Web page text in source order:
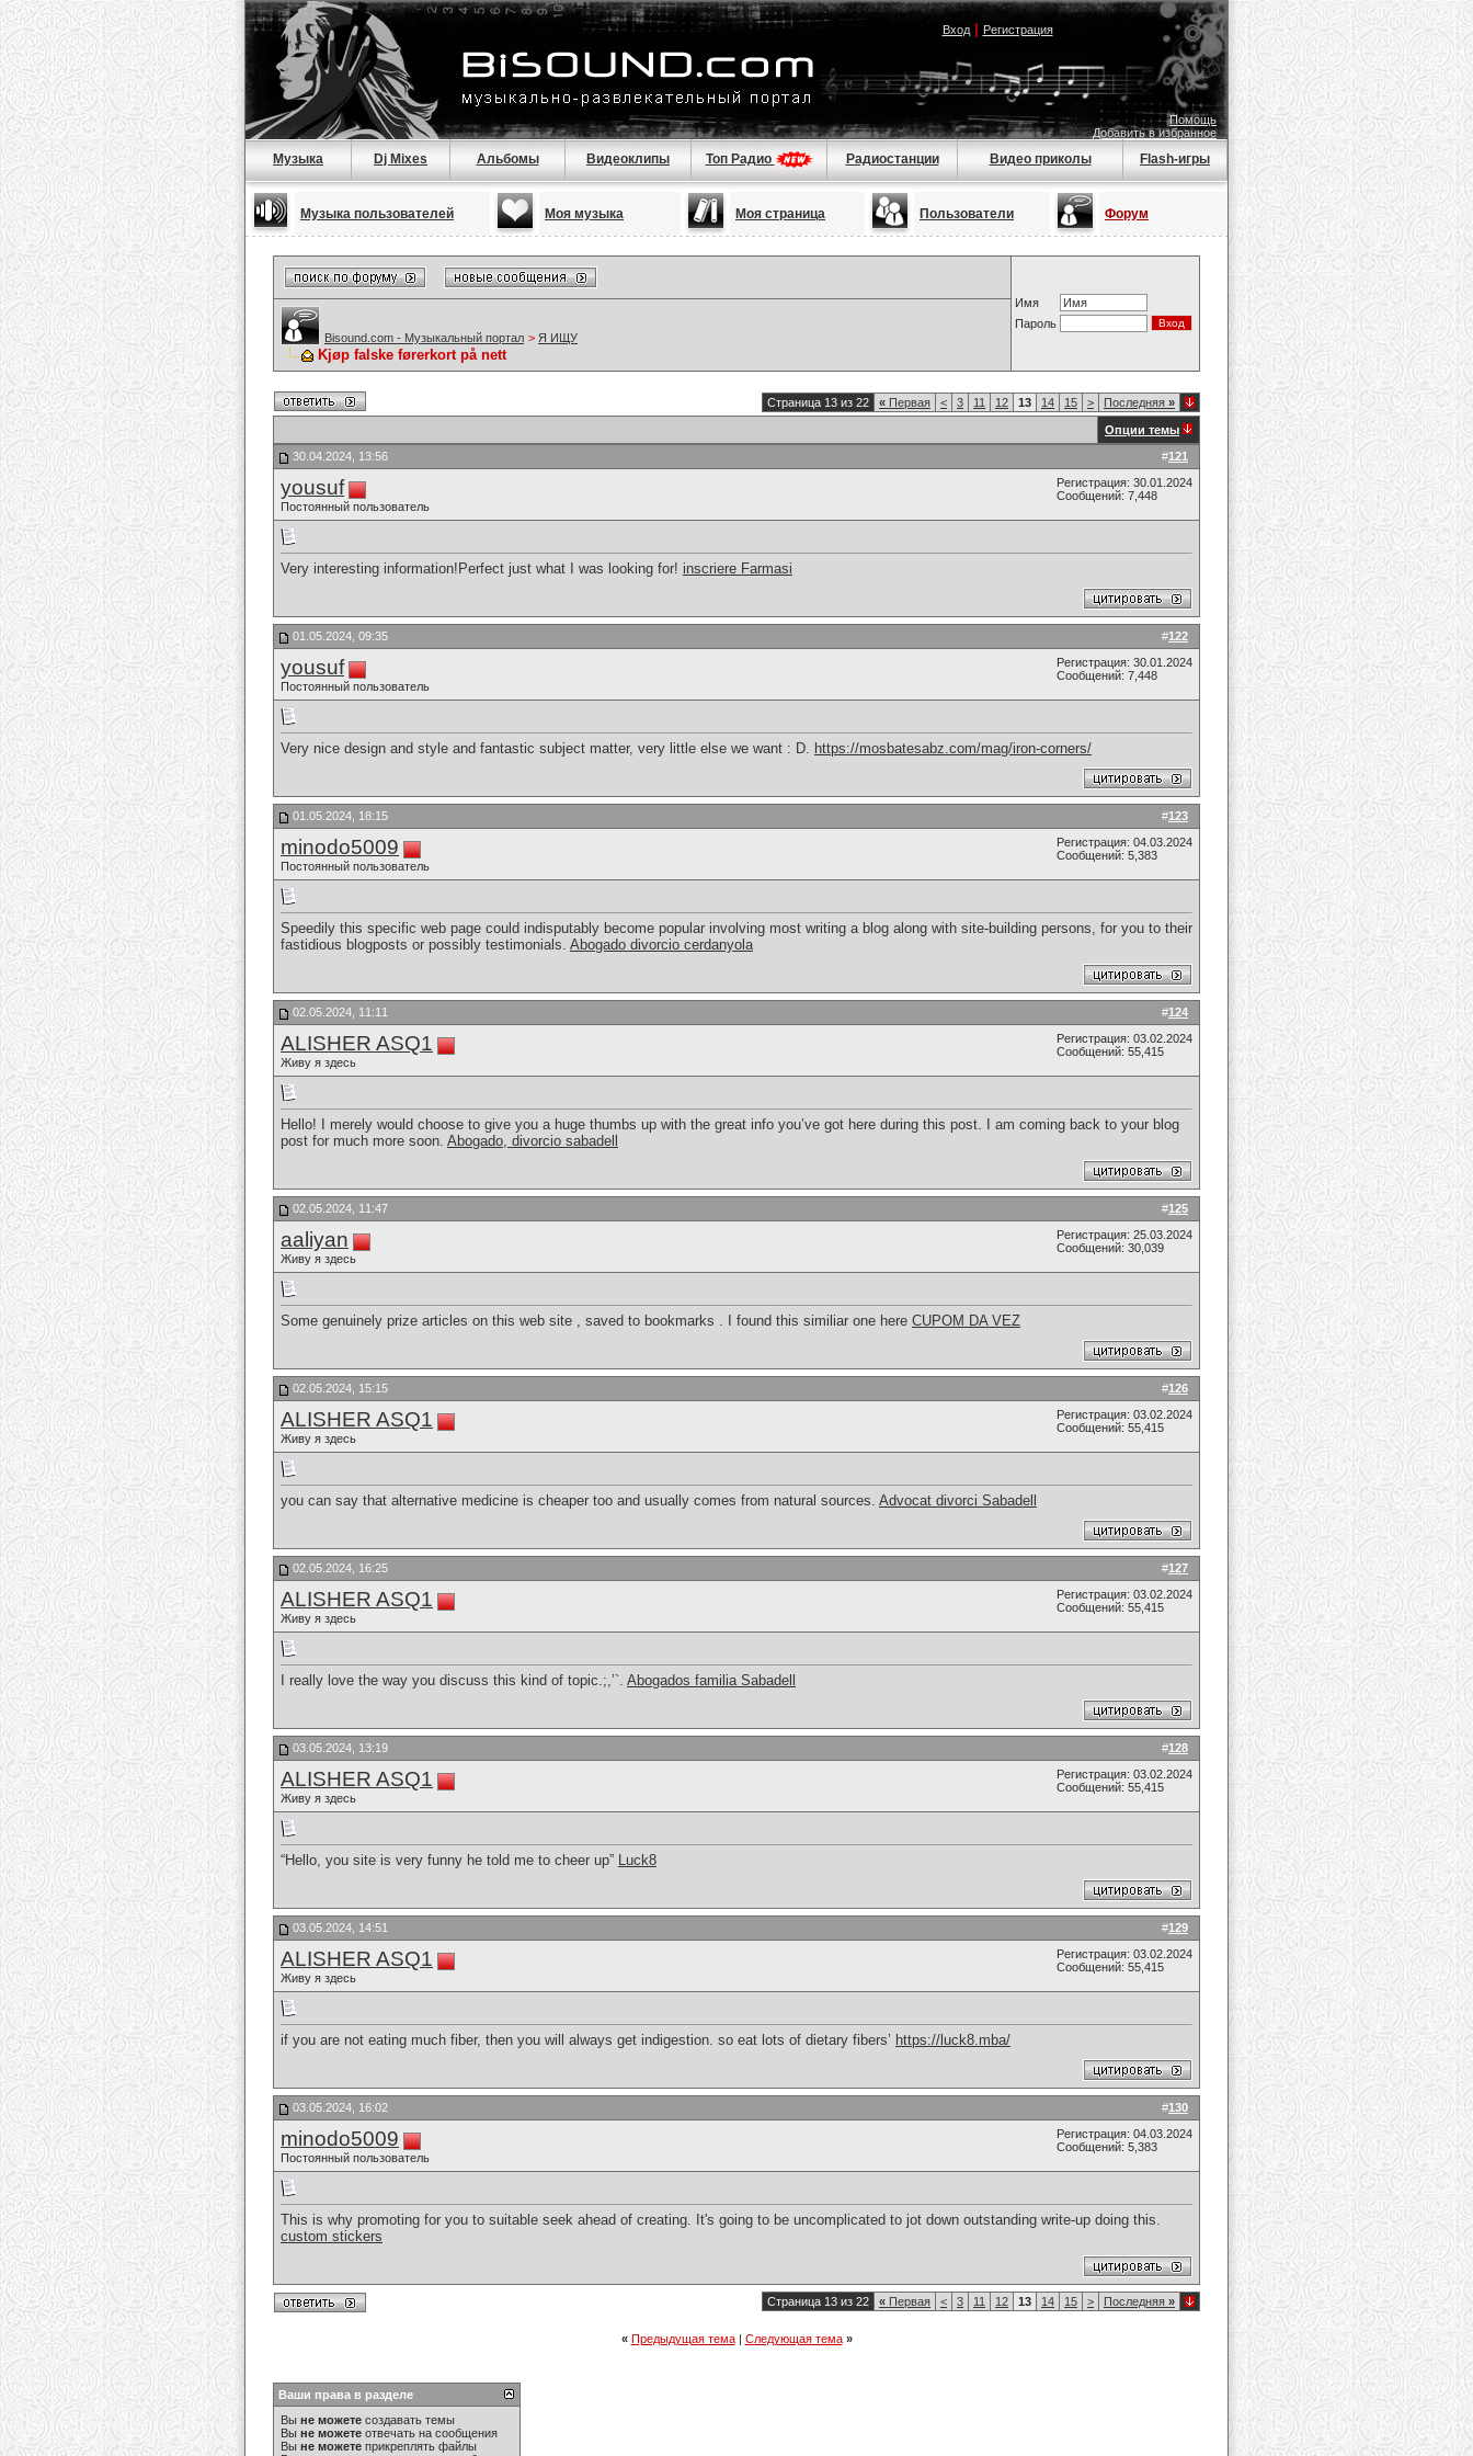
Вход| Регистрация
Помощь
Добавить в избранное
Музыка Dj Mixes Альбомы Видеоклипы Топ Радио Радиостанции Видео приколы Flash-игры
Музыка пользователей Моя музыка Моя страница Пользователи Форум
Имя
Пароль
Bisound.com - Музыкальный портал > Я ИЩУ
Kjøp falske førerkort på nett
Страница 13 из 22 « Первая < 3 11 12 13 14 15 > Последняя »
Опции темы
#121
30.04.2024, 13:56
yousuf
Постоянный пользователь
Регистрация: 30.01.2024
Сообщений: 7,448
Very interesting information!Perfect just what I was looking for! inscriere Farmasi
#122
01.05.2024, 09:35
yousuf
Постоянный пользователь
Регистрация: 30.01.2024
Сообщений: 7,448
Very nice design and style and fantastic subject matter, very little else we want : D. https://mosbatesabz.com/mag/iron-corners/
#123
01.05.2024, 18:15
minodo5009
Постоянный пользователь
Регистрация: 04.03.2024
Сообщений: 5,383
Speedily this specific web page could indisputably become popular involving most writing a blog along with site-building persons, for you to their
fastidious blogposts or possibly testimonials. Abogado divorcio cerdanyola
#124
02.05.2024, 11:11
ALISHER ASQ1
Живу я здесь
Регистрация: 03.02.2024
Сообщений: 55,415
Hello! I merely would choose to give you a huge thumbs up with the great info you’ve got here during this post. I am coming back to your blog
post for much more soon. Abogado, divorcio sabadell
#125
02.05.2024, 11:47
aaliyan
Живу я здесь
Регистрация: 25.03.2024
Сообщений: 30,039
Some genuinely prize articles on this web site , saved to bookmarks . I found this similiar one here CUPOM DA VEZ
#126
02.05.2024, 15:15
ALISHER ASQ1
Живу я здесь
Регистрация: 03.02.2024
Сообщений: 55,415
you can say that alternative medicine is cheaper too and usually comes from natural sources. Advocat divorci Sabadell
#127
02.05.2024, 16:25
ALISHER ASQ1
Живу я здесь
Регистрация: 03.02.2024
Сообщений: 55,415
I really love the way you discuss this kind of topic.;,’`. Abogados familia Sabadell
#128
03.05.2024, 13:19
ALISHER ASQ1
Живу я здесь
Регистрация: 03.02.2024
Сообщений: 55,415
“Hello, you site is very funny he told me to cheer up” Luck8
#129
03.05.2024, 14:51
ALISHER ASQ1
Живу я здесь
Регистрация: 03.02.2024
Сообщений: 55,415
if you are not eating much fiber, then you will always get indigestion. so eat lots of dietary fibers’ https://luck8.mba/
#130
03.05.2024, 16:02
minodo5009
Постоянный пользователь
Регистрация: 04.03.2024
Сообщений: 5,383
This is why promoting for you to suitable seek ahead of creating. It's going to be uncomplicated to jot down outstanding write-up doing this.
custom stickers
Страница 13 из 22 « Первая < 3 11 12 13 14 15 > Последняя »
« Предыдущая тема| Следующая тема »
Ваши права в разделе
Вы не можете создавать темы
Вы не можете отвечать на сообщения
Вы не можете прикреплять файлы